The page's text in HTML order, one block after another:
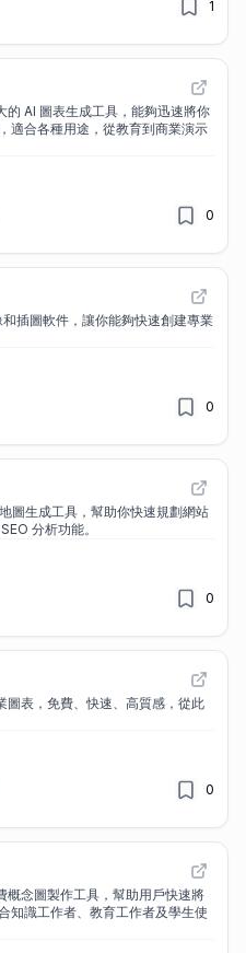
1
AI 圖表生成工具，能夠迅速將你
適合各種用途，從教育到商業演示
0
插圖軟件，讓你能夠快速創建專業
0
圖生成工具，幫助你快速規劃網站
分析功能。
0
表，免費、快速、高質感，從此
0
念圖製作工具，幫助用戶快速將
知識工作者、教育工作者及學生使